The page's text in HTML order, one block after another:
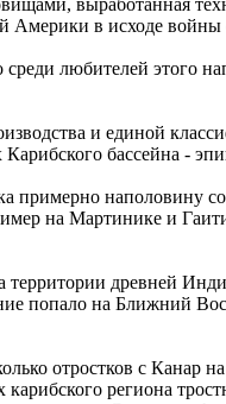
Америки в исходе
любителей этого
и единой
бассейна -
наполовину
на Мартинике и
территории древней
попало на Ближний
отростков с Канар
региона